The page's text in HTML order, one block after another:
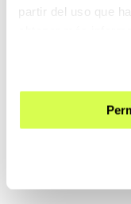
partir del uso que
capítulos, este